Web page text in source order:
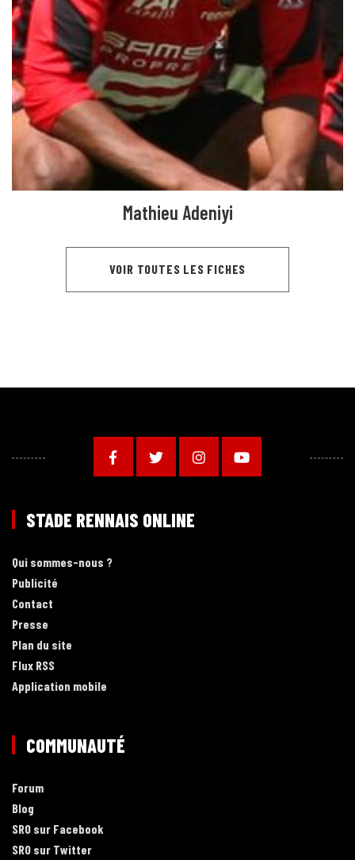
Mathieu Adeniyi
VOIR TOUTES LES FICHES
STADE RENNAIS ONLINE
Qui sommes-nous ?
Publicité
Contact
Presse
Plan du site
Flux RSS
Application mobile
COMMUNAUTÉ
Forum
Blog
SRO sur Facebook
SRO sur Twitter